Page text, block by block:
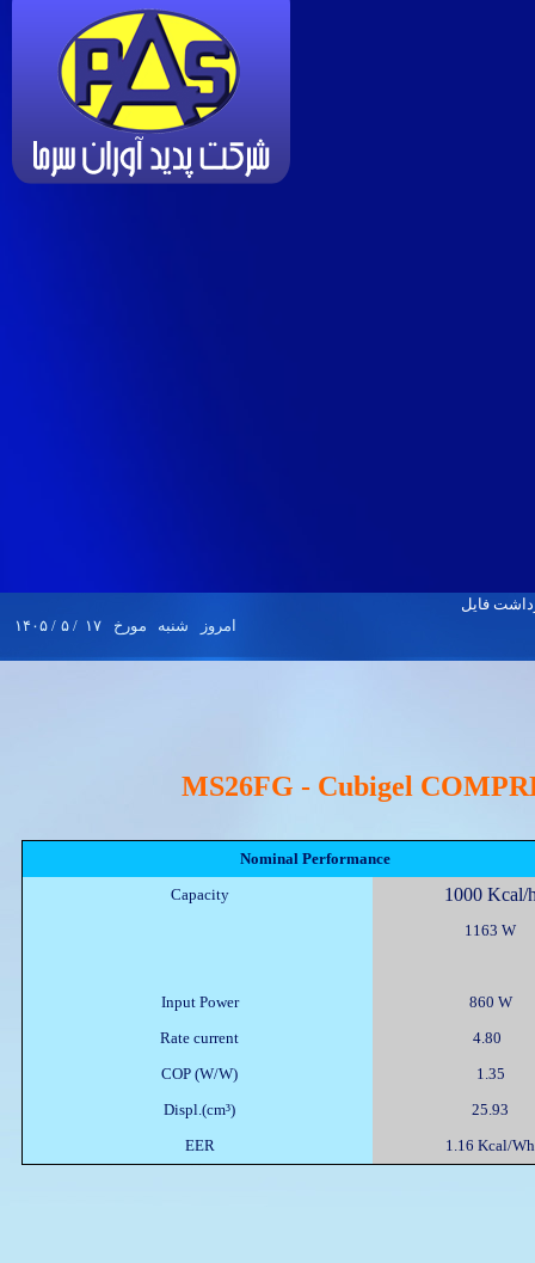
امروز شنبه مورخ ۱۷ / ۵ / ۱۴۰۵
MS26FG - Cubigel
Nominal Performance
Capacity
1000 Kcal/
1163 W
Input Power
860 W
Rate current
4.80
COP (W/W)
1.35
Displ.(cm³)
25.93
EER
1.16 Kcal/Wh